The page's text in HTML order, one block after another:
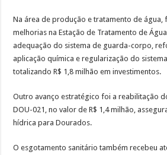
Na área de produção e tratamento de água,
melhorias na Estação de Tratamento de Água
adequação do sistema de guarda-corpo,
aplicação química e regularização do
totalizando R$ 1,8 milhão em investimentos.
Outro avanço estratégico foi a reabilitação
DOU-021, no valor de R$ 1,4 milhão,
hídrica para Dourados.
O esgotamento sanitário também recebeu